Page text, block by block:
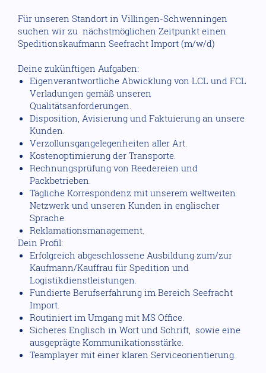
Für unseren Standort in Villingen-Schwenningen
suchen wir zu nächstmöglichen Zeitpunkt einen
Speditionskaufmann Seefracht Import (m/w/d)
Deine zukünftigen Aufgaben:
Eigenverantwortliche Abwicklung von LCL und FCL
Verladungen gemäß unseren
Qualitätsanforderungen.
Disposition, Avisierung und Faktuierung an unsere
Kunden.
Verzollunsgangelegenheiten aller Art.
Kostenoptimierung der Transporte.
Rechnungsprüfung von Reedereien und
Packbetrieben.
Tägliche Korrespondenz mit unserem weltweiten
Netzwerk und unseren Kunden in englischer
Sprache.
Reklamationsmanagement.
Dein Profil:
Erfolgreich abgeschlossene Ausbildung zum/zur
Kaufmann/Kauffrau für Spedition und
Logistikdienstleistungen.
Fundierte Berufserfahrung im Bereich Seefracht
Import.
Routiniert im Umgang mit MS Office.
Sicheres Englisch in Wort und Schrift, sowie eine
ausgeprägte Kommunikationsstärke.
Teamplayer mit einer klaren Serviceorientierung.